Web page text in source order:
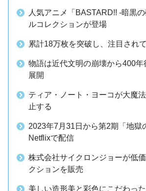
人気アニメ「BASTARD!! -暗黒
ルコレクションが登場
累計18万枚を突破し、注目され
物語は近代文明の崩壊から400年
展開
ティア・ノート・ヨーコが大魔
止する
2023年7月31日から第2期「地獄
Netflixで配信
株式会社サイクロンジョーが低
クションを販売
美しい造形美と彩色にこだわっ